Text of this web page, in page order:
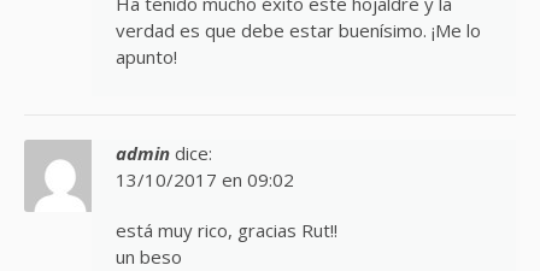
verdad es que debe estar buenísimo. ¡Me lo
apunto!
admin dice:
13/10/2017 en 09:02
está muy rico, gracias Rut!!
un beso